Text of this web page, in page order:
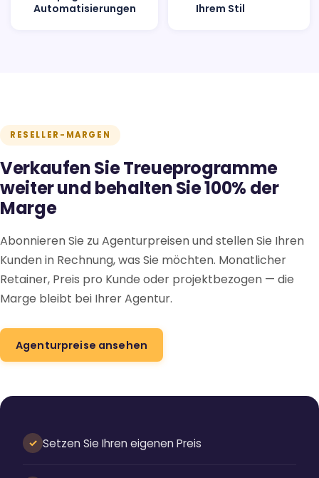
Automatisierungen
Ihrem Stil
RESELLER-MARGEN
Verkaufen Sie Treueprogramme
weiter und behalten Sie 100% der
Marge
Abonnieren Sie zu Agenturpreisen und stellen Sie Ihren
Kunden in Rechnung, was Sie möchten. Monatlicher
Retainer, Preis pro Kunde oder projektbezogen — die
Marge bleibt bei Ihrer Agentur.
Agenturpreise ansehen
✓ Setzen Sie Ihren eigenen Preis